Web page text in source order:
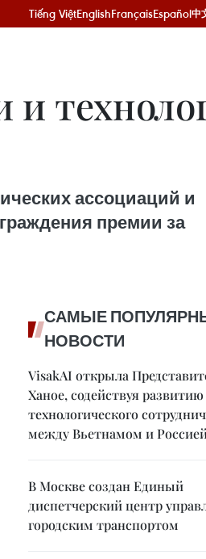
Tiếng ViệtEnglishFrançaisEspañol中
и
ассоциаций и
премии за
САМЫЕ
НОВОСТИ
VisakAI открыла
Ханое, содействуя развитию
технологического
между Вьетнамом и
В Москве создан Единый
диспетчерский центр
городским транспортом